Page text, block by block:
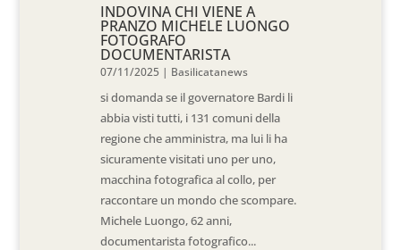
INDOVINA CHI VIENE A
PRANZO MICHELE LUONGO
FOTOGRAFO
DOCUMENTARISTA
07/11/2025 | Basilicatanews
si domanda se il governatore Bardi li
abbia visti tutti, i 131 comuni della
regione che amministra, ma lui li ha
sicuramente visitati uno per uno,
macchina fotografica al collo, per
raccontare un mondo che scompare.
Michele Luongo, 62 anni,
documentarista fotografico...